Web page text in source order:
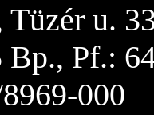
Tüzér u.
Bp., Pf.:
000